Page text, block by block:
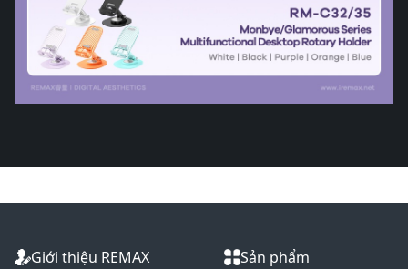
Giới thiệu REMAX Sản phẩm